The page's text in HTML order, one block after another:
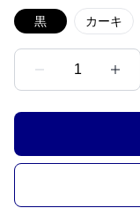
黒 カーキ
1